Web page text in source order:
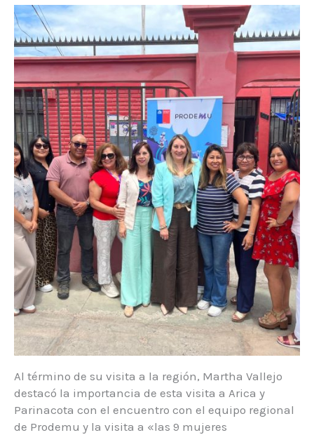
Al término de su visita a la región, Martha Vallejo
destacó la importancia de esta visita a Arica y
Parinacota con el encuentro con el equipo regional
de Prodemu y la visita a «las 9 mujeres